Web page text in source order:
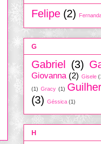
Felipe (2)
G
Gabriel (3)
Giovanna (2) Gisele
(1) Gracy (1)
(3) Géssica (1)
H